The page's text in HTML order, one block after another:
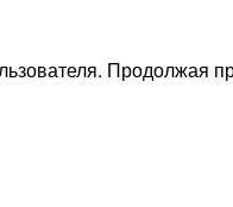
Продолжая